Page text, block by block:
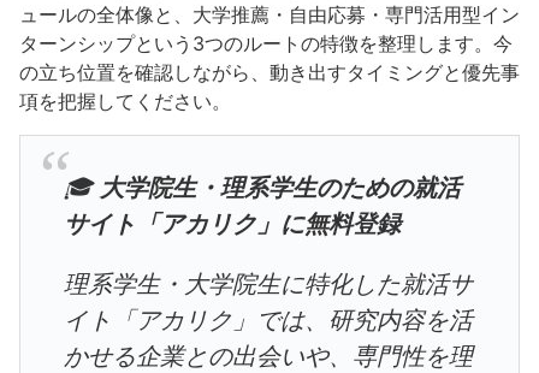
ュールの全体像と、大学推薦・自由応募・専門活用型イン
ターンシップという3つのルートの特徴を整理します。今
の立ち位置を確認しながら、動き出すタイミングと優先事
項を把握してください。
🎓 大学院生・理系学生のための就活
サイト「アカリク」に無料登録
理系学生・大学院生に特化した就活サ
イト「アカリク」では、研究内容を活
かせる企業との出会いや、専門性を理